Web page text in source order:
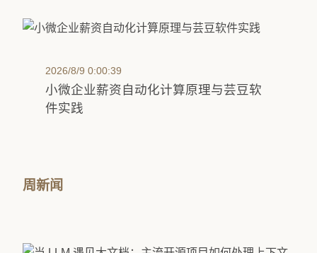
2026/8/9 0:00:39
小微企业薪资自动化计算原理与芸豆软
件实践
周新闻